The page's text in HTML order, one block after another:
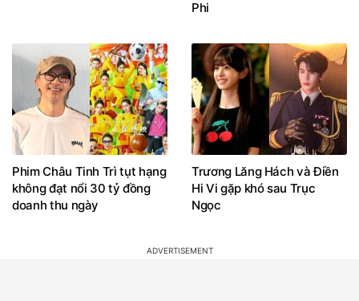
Phim Châu Tinh Trì tụt hạng
không đạt nổi 30 tỷ đồng
doanh thu ngày
Trương Lăng Hách và Điền
Hi Vi gặp khó sau Trục
Ngọc